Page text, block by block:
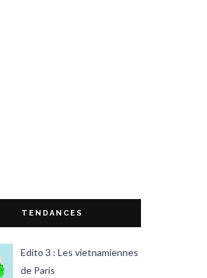
TENDANCES
Edito 3 : Les vietnamiennes
de Paris